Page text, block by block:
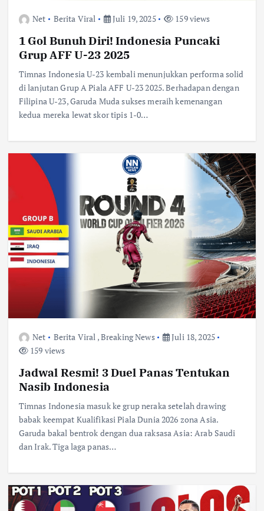
Net Berita Viral Juli 19, 2025 159 views
1 Gol Bunuh Diri! Indonesia Puncaki
Grup AFF U-23 2025
Timnas Indonesia U-23 kembali menunjukkan performa solid
di lanjutan Grup A Piala AFF U-23 2025. Berhadapan dengan
Filipina U-23, Garuda Muda sukses meraih kemenangan
kedua mereka lewat skor tipis 1-0…
Net Berita Viral ,Breaking News
Juli 18, 2025
159 views
Jadwal Resmi! 3 Duel Panas Tentukan
Nasib Indonesia
Timnas Indonesia masuk ke grup neraka setelah drawing
babak keempat Kualifikasi Piala Dunia 2026 zona Asia.
Garuda bakal bentrok dengan dua raksasa Asia: Arab Saudi
dan Irak. Tiga laga panas…